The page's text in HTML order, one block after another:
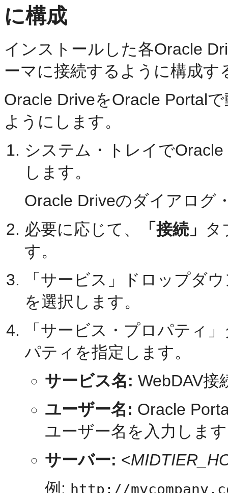
に構成
インストールした各Oracle
ーマに接続するように構成す
Oracle DriveをOracle Portal
ようにします。
システム・トレイで
します。
Oracle Driveのダイアログ
必要に応じて、
「接続」 タ
す。
「サービス」ドロップダ
を選択します。
「サービス・プロパティ
パティを指定します。
サービス名: WebDAV接
ユーザー名: Oracle
ユーザー名を入力しま
サーバー: <
例: http://